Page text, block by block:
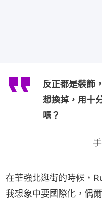
反正都是裝飾
想換掉，用十
嗎？
在華強北逛街的時候，
我想象中要國際化，偶